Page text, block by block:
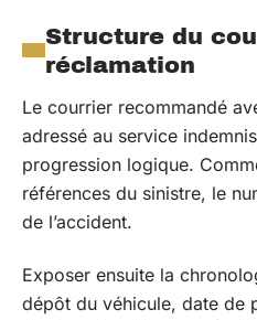
Structure du
réclamation
Le courrier recommandé
adressé au service
progression logique.
références du sinistre, le
de l’accident.
Exposer ensuite la
dépôt du véhicule, date de